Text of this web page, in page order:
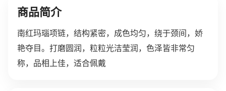
商品简介
南红玛瑙项链，结构紧密，成色均匀，绕于颈间，娇
艳夺目。打磨圆润，粒粒光洁莹润，色泽皆非常匀
称，品相上佳，适合佩戴